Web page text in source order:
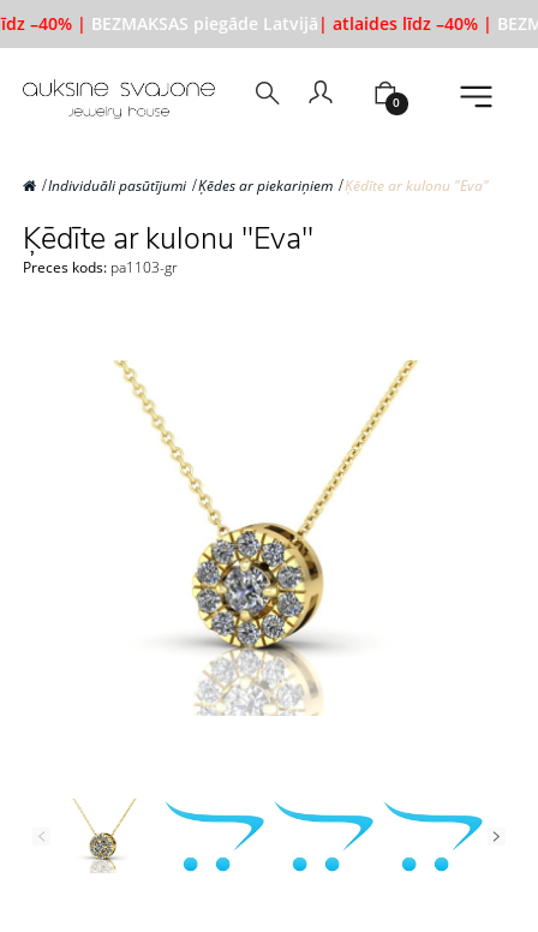
–40% | BEZMAKSAS piegāde Latvijā| atlaides līdz –40% |
0
Individuāli pasūtījumi Ķēdes ar piekariņiem Ķēdīte ar kulonu "Eva"
Ķēdīte ar kulonu "Eva"
Preces kods: pa1103-gr